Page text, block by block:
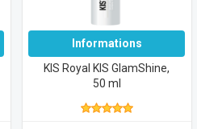
Informations
KIS Royal KIS GlamShine,
50 ml